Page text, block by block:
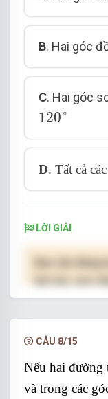
B. Hai góc
C. Hai góc
120°
120°
D. Tất cả
LỜI GIẢI
hạn.
CÂU 8/15
Nếu hai đường
và trong các